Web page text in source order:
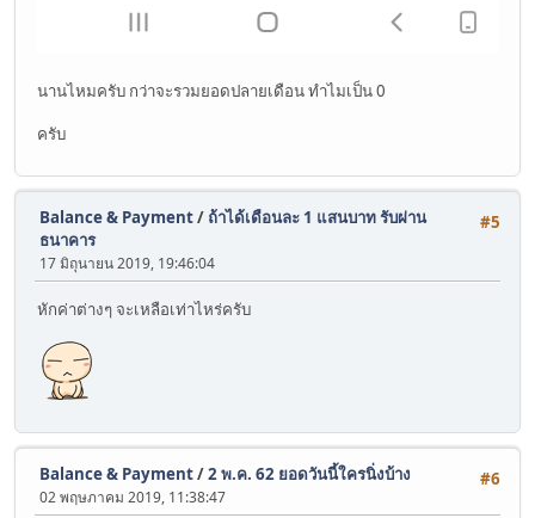
นานไหมครับ กว่าจะรวมยอดปลายเดือน ทำไมเป็น 0
ครับ
#5
Balance & Payment/ ถ้าได้เดือนละ 1 แสนบาท รับผ่าน
ธนาคาร
17 มิถุนายน 2019, 19:46:04
หักค่าต่างๆ จะเหลือเท่าไหร่ครับ
#6
Balance & Payment/2 พ.ค. 62 ยอดวันนี้ใครนิ่งบ้าง
02 พฤษภาคม 2019, 11:38:47